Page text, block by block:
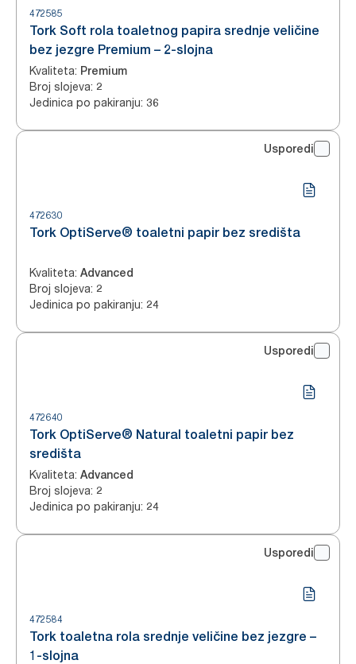
472585
Tork Soft rola toaletnog papira srednje veličine
bez jezgre Premium – 2-slojna
Kvaliteta: Premium
Broj slojeva: 2
Jedinica po pakiranju: 36
Usporedi
472630
Tork OptiServe® toaletni papir bez središta
Kvaliteta: Advanced
Broj slojeva: 2
Jedinica po pakiranju: 24
Usporedi
472640
Tork OptiServe® Natural toaletni papir bez
središta
Kvaliteta: Advanced
Broj slojeva: 2
Jedinica po pakiranju: 24
Usporedi
472584
Tork toaletna rola srednje veličine bez jezgre –
1-slojna